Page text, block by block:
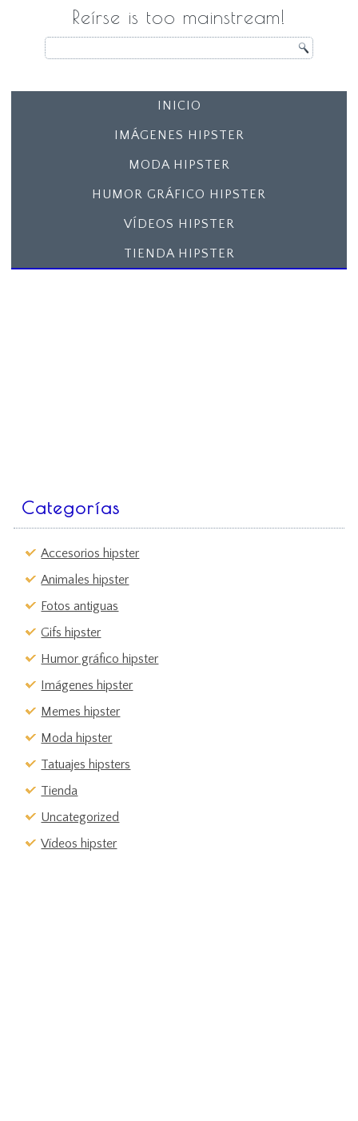
Reírse is too mainstream!
INICIO
IMÁGENES HIPSTER
MODA HIPSTER
HUMOR GRÁFICO HIPSTER
VÍDEOS HIPSTER
TIENDA HIPSTER
Categorías
Accesorios hipster
Animales hipster
Fotos antiguas
Gifs hipster
Humor gráfico hipster
Imágenes hipster
Memes hipster
Moda hipster
Tatuajes hipsters
Tienda
Uncategorized
Vídeos hipster